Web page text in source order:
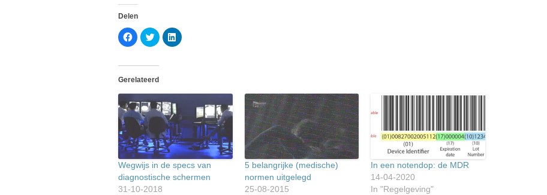
Delen
Klik
om
op
(Wordt
in
een
nieuw
venster
geopend)
Klik
om
met
(Wordt
in
een
nieuw
venster
geopend)
Klik
om
een
venster
geopend)
Gerelateerd
Wegwijs in de specs van
diagnostische schermen
31-10-2018
5 belangrijke (medische)
normen uitgelegd
25-08-2015
In een notendop: de MDR
14-04-2020
In "Regelgeving"